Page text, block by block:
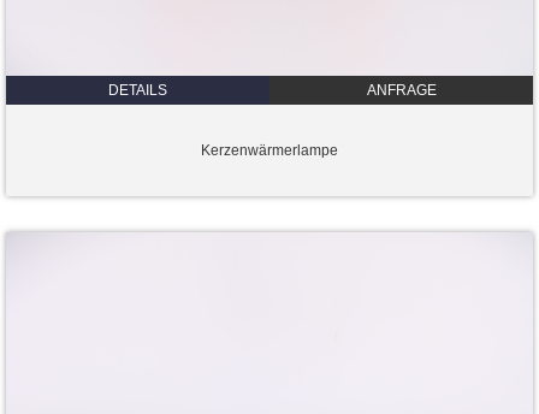
DETAILS ANFRAGE
Kerzenwärmerlampe